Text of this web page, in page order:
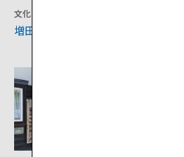
文化
増田の内蔵群